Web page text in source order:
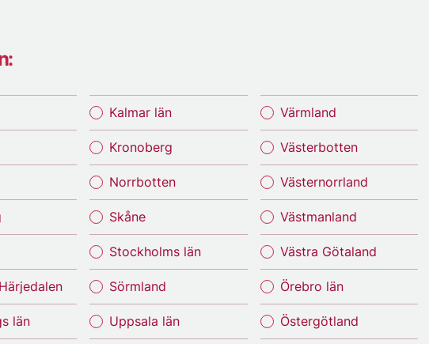
län
Kalmar län
Kronoberg
Norrbotten
Skåne
Stockholms län
Sörmland
Uppsala län
Värmland
Västerbotten
Västernorrland
Västmanland
Västra Götaland
Örebro län
Östergötland